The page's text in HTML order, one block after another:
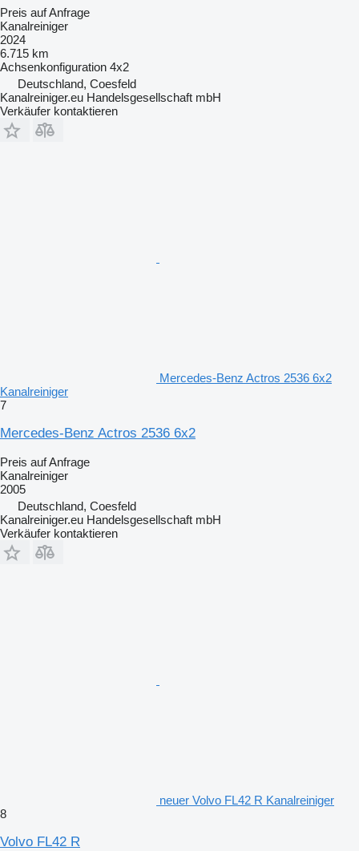
Preis auf Anfrage
Kanalreiniger
2024
6.715 km
Achsenkonfiguration 4x2
Deutschland, Coesfeld
Kanalreiniger.eu Handelsgesellschaft mbH
Verkäufer kontaktieren
Mercedes-Benz Actros 2536 6x2
Kanalreiniger
7
Mercedes-Benz Actros 2536 6x2
Preis auf Anfrage
Kanalreiniger
2005
Deutschland, Coesfeld
Kanalreiniger.eu Handelsgesellschaft mbH
Verkäufer kontaktieren
neuer Volvo FL42 R Kanalreiniger
8
Volvo FL42 R